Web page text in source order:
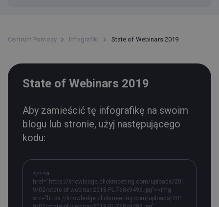
Centrum Pomocy Infografiki State of Webinars 2019
State of Webinars 2019
Aby zamieścić tę infografikę na swoim
blogu lub stronie, użyj następującego
kodu:
<p><a
href="https://knowledge.clickmeeting.com/uploads/201
9/02/state-of-webinar-2018-PL-768x9496.jpg"><img
src="https://knowledge.clickmeeting.com/uploads/201